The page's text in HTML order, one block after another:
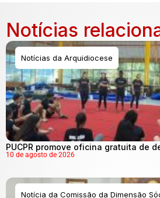
Notícias
Notícias da Arquidiocese
PUCPR promove oficina gratuita de
10 de agosto de 2026
Notícia da Comissão da Dimensão